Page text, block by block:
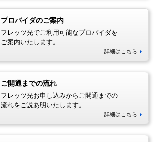
プロバイダのご案内
フレッツ光でご利用可能なプロバイダを
ご案内いたします。
詳細はこちら
ご開通までの流れ
フレッツ光お申し込みからご開通までの
流れをご説あ明いたします。
詳細はこちら